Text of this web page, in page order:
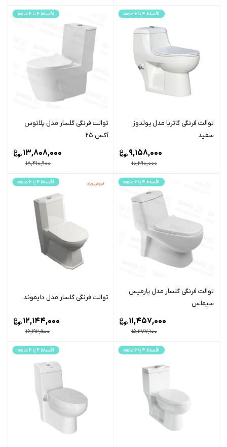
توالت فرنگی گاتریا مدل یولدوز
سفید
10,290,000
9,158,000
توالت فرنگی گلسار مدل پلاتوس
آکس 25
18,410,900
13,808,000
توالت فرنگی گلسار مدل پارمیس
سیملس
15,277,100
11,457,000
توالت فرنگی گلسار مدل دایموند
16,192,500
12,144,000